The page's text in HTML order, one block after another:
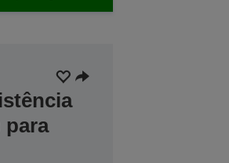
para